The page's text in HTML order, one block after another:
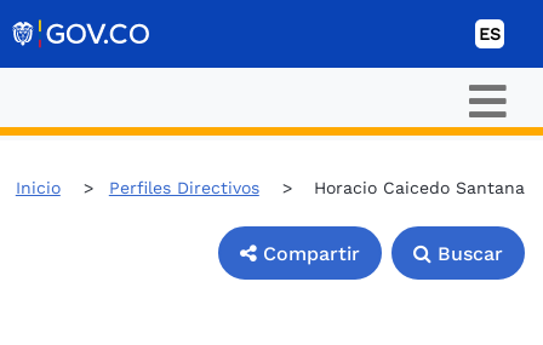
ES
Inicio Perfiles Directivos Horacio Caicedo Santana
Compartir Buscar